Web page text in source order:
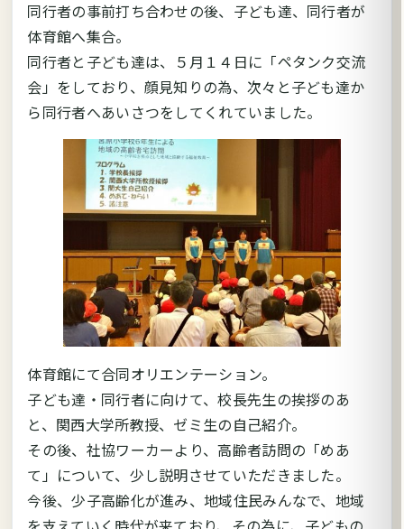
同行者の事前打ち合わせの後、子ども達、同行者が
体育館へ集合。
同行者と子ども達は、５月１４日に「ペタンク交流
会」をしており、顔見知りの為、次々と子ども達か
ら同行者へあいさつをしてくれていました。
体育館にて合同オリエンテーション。
子ども達・同行者に向けて、校長先生の挨拶のあ
と、関西大学所教授、ゼミ生の自己紹介。
その後、社協ワーカーより、高齢者訪問の「めあ
て」について、少し説明させていただきました。
今後、少子高齢化が進み、地域住民みんなで、地域